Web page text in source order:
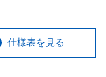
仕様表を見る